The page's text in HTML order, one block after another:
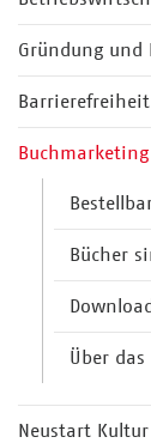
Gründung und
Barrierefreiheit
Buchmarketing
Bücher
Über
Neustart Kultur